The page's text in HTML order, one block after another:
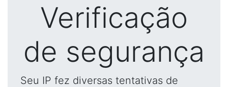
Verificação
de segurança
Seu IP fez diversas tentativas de